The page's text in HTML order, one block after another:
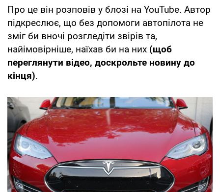
Про це він розповів у блозі на YouTube. Автор
підкреслює, що без допомоги автопілота не
зміг би вночі розгледіти звірів та,
найімовірніше, наїхав би на них (щоб
переглянути відео, доскрольте новину до
кінця).